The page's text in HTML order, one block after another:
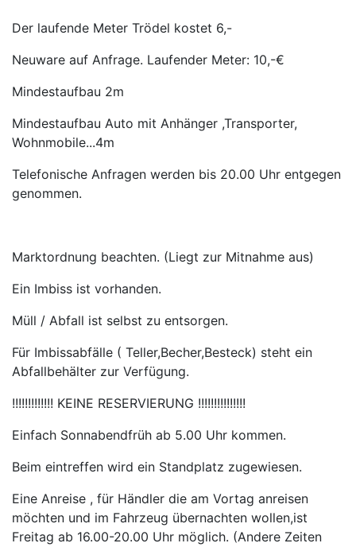
Der laufende Meter Trödel kostet 6,-
Neuware auf Anfrage. Laufender Meter: 10,-€
Mindestaufbau 2m
Mindestaufbau Auto mit Anhänger ,Transporter,
Wohnmobile...4m
Telefonische Anfragen werden bis 20.00 Uhr entgegen
genommen.
Marktordnung beachten. (Liegt zur Mitnahme aus)
Ein Imbiss ist vorhanden.
Müll / Abfall ist selbst zu entsorgen.
Für Imbissabfälle ( Teller,Becher,Besteck) steht ein
Abfallbehälter zur Verfügung.
!!!!!!!!!!!!! KEINE RESERVIERUNG !!!!!!!!!!!!!!!
Einfach Sonnabendfrüh ab 5.00 Uhr kommen.
Beim eintreffen wird ein Standplatz zugewiesen.
Eine Anreise , für Händler die am Vortag anreisen
möchten und im Fahrzeug übernachten wollen,ist
Freitag ab 16.00-20.00 Uhr möglich. (Andere Zeiten